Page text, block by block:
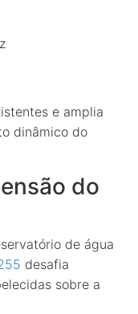
e amplia
dinâmico do
do
de água
desafia
sobre a